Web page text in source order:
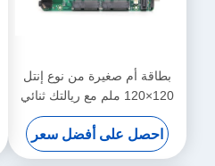
بطاقة أم صغيرة من نوع إنتل
120×120 ملم مع ريالتك ثنائي
احصل على أفضل سعر